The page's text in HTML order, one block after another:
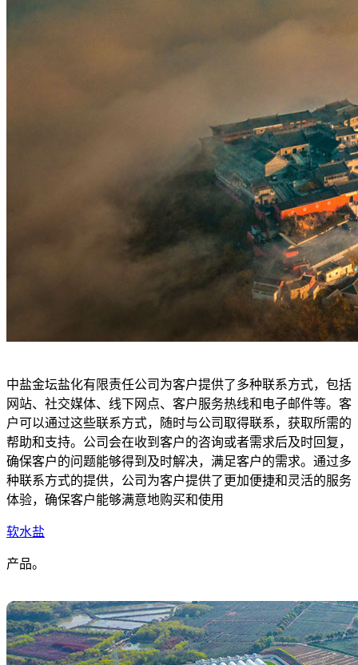
中盐金坛盐化有限责任公司为客户提供了多种联系方式，包括
网站、社交媒体、线下网点、客户服务热线和电子邮件等。客
户可以通过这些联系方式，随时与公司取得联系，获取所需的
帮助和支持。公司会在收到客户的咨询或者需求后及时回复，
确保客户的问题能够得到及时解决，满足客户的需求。通过多
种联系方式的提供，公司为客户提供了更加便捷和灵活的服务
体验，确保客户能够满意地购买和使用
软水盐
产品。